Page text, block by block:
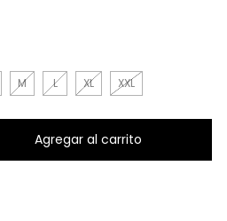
M L XL XXL